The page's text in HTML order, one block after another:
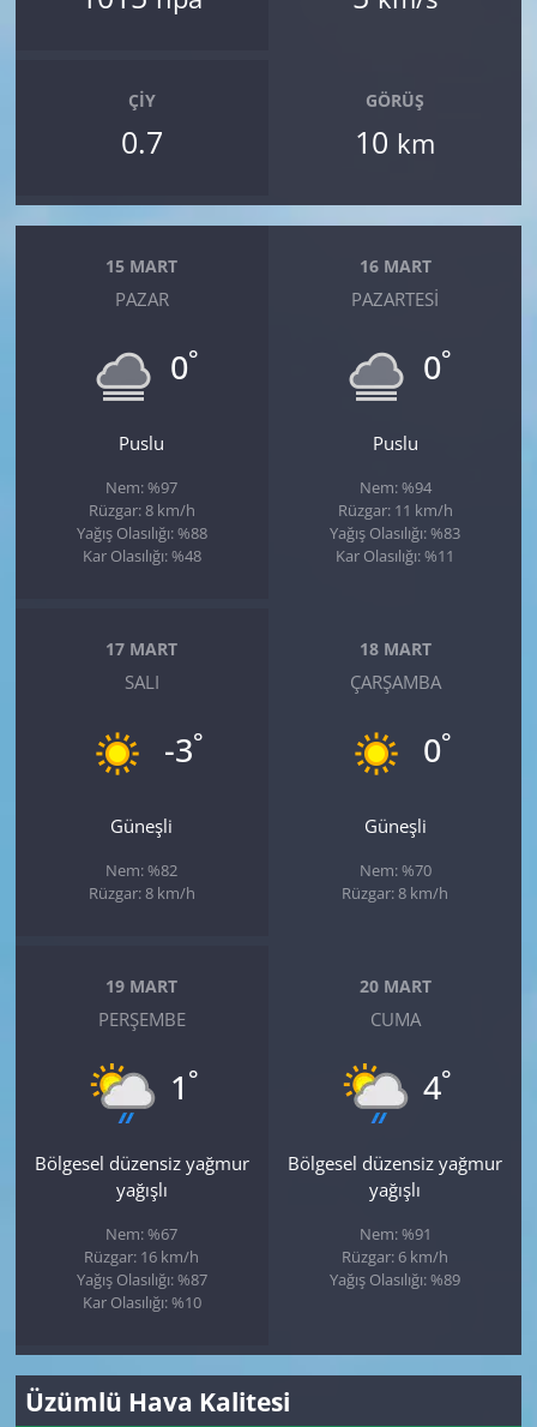
ÇIY
0.7
GÖRÜŞ
10 km
15 MART
PAZAR
0°
Puslu
Nem: %97
Rüzgar: 8 km/h
Yağış Olasılığı: %88
Kar Olasılığı: %48
16 MART
PAZARTESI
0°
Puslu
Nem: %94
Rüzgar: 11 km/h
Yağış Olasılığı: %83
Kar Olasılığı: %11
17 MART
SALI
-3°
Güneşli
Nem: %82
Rüzgar: 8 km/h
18 MART
ÇARŞAMBA
0°
Güneşli
Nem: %70
Rüzgar: 8 km/h
19 MART
PERŞEMBE
1 °
Bölgesel düzensiz yağmur
yağışlı
Nem: %67
Rüzgar: 16 km/h
Yağış Olasılığı: %87
Kar Olasılığı: %10
20 MART
CUMA
4°
Bölgesel düzensiz yağmur
yağışlı
Nem: %91
Rüzgar: 6 km/h
Yağış Olasılığı: %89
Üzümlü Hava Kalitesi